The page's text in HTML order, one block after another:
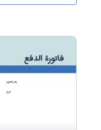
القالب أداة التوقيع
وتغيير الألوان ليناسب